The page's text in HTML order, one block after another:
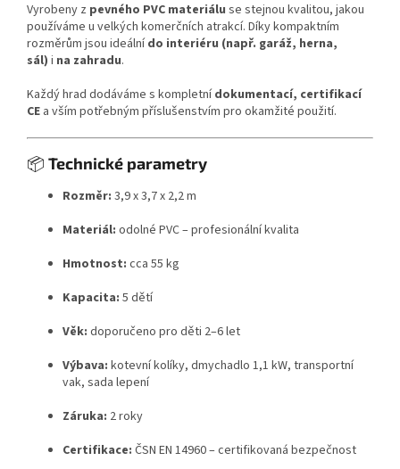
Vyrobeny z pevného PVC materiálu se stejnou kvalitou, jakou
používáme u velkých komerčních atrakcí. Díky kompaktním
rozměrům jsou ideální do interiéru (např. garáž, herna,
sál) i na zahradu.
Každý hrad dodáváme s kompletní dokumentací, certifikací
CE a vším potřebným příslušenstvím pro okamžité použití.
📦 Technické parametry
Rozměr: 3,9 x 3,7 x 2,2 m
Materiál: odolné PVC – profesionální kvalita
Hmotnost: cca 55 kg
Kapacita: 5 dětí
Věk: doporučeno pro děti 2–6 let
Výbava: kotevní kolíky, dmychadlo 1,1 kW, transportní
vak, sada lepení
Záruka: 2 roky
Certifikace: ČSN EN 14960 – certifikovaná bezpečnost